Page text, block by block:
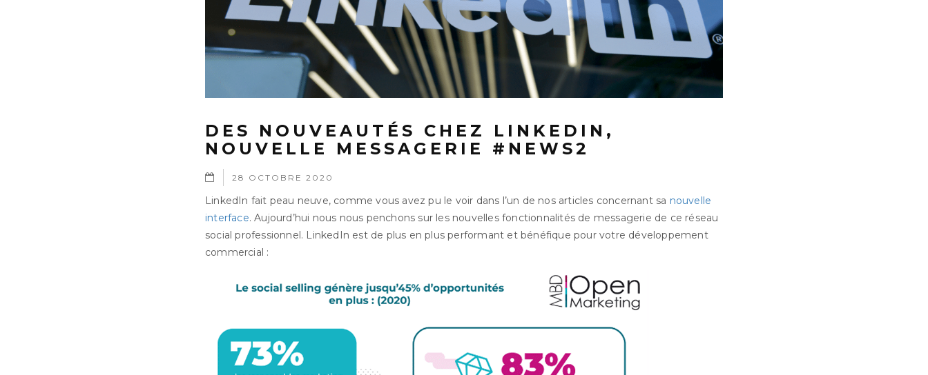
DES NOUVEAUTÉS CHEZ LINKEDIN,
NOUVELLE MESSAGERIE #NEWS2
28 OCTOBRE 2020
LinkedIn fait peau neuve, comme vous avez pu le voir dans l’un de nos articles concernant sa nouvelle
interface. Aujourd’hui nous nous penchons sur les nouvelles fonctionnalités de messagerie de ce réseau
social professionnel. LinkedIn est de plus en plus performant et bénéfique pour votre développement
commercial :